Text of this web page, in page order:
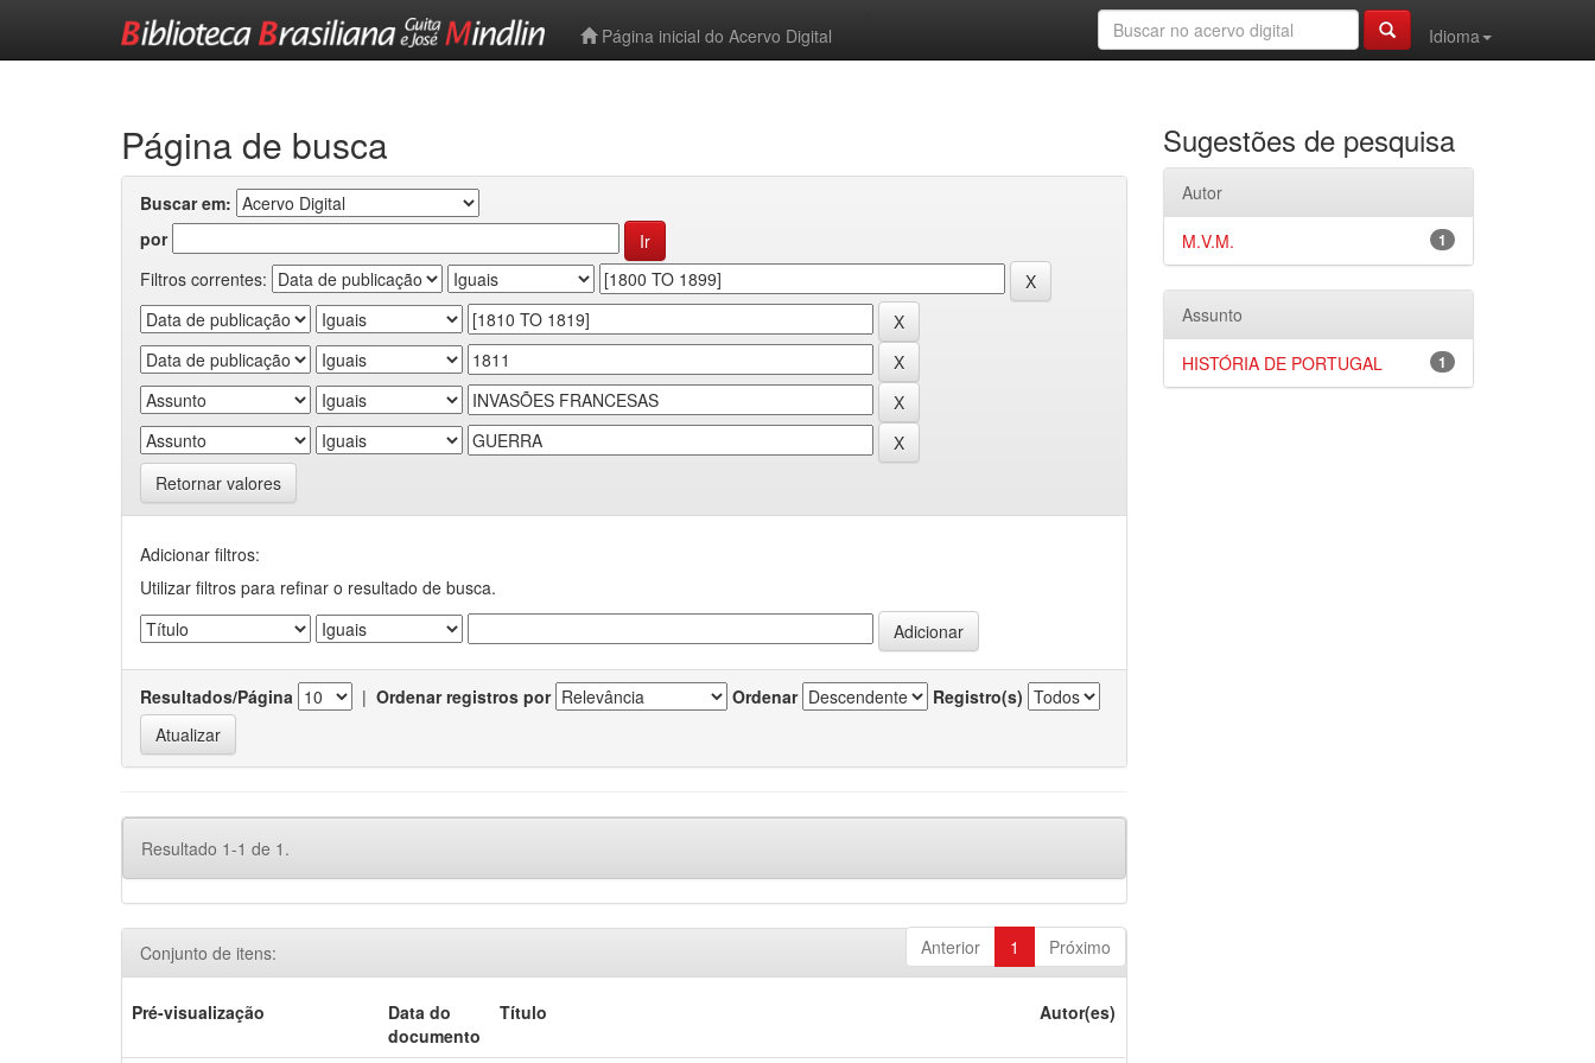
Página inicial do Acervo Digital
Idioma
Página de busca
Buscar em:
por
Filtros correntes:
Retornar valores
Adicionar filtros:
Utilizar filtros para refinar o resultado de busca.
Resultados/Página | Ordenar registros por Ordenar Registro(s)
Resultado 1-1 de 1.
Anterior 1 Próximo
Conjunto de itens:
Pré-visualização
Data do
documento
Título Autor(es)
Sugestões de pesquisa
Autor
1
M.V.M.
Assunto
1
HISTÓRIA DE PORTUGAL